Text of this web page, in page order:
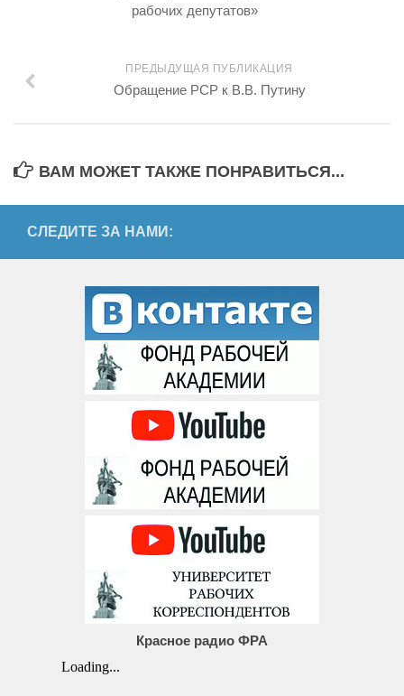
рабочих депутатов»
ПРЕДЫДУЩАЯ ПУБЛИКАЦИЯ
Обращение РСР к В.В. Путину
ВАМ МОЖЕТ ТАКЖЕ ПОНРАВИТЬСЯ...
СЛЕДИТЕ ЗА НАМИ:
Красное радио ФРА